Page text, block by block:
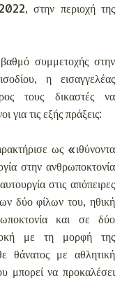
στην περιοχή της
συμμετοχής στην
η εισαγγελέας
τους δικαστές να
για τις εξής πράξεις:
ως «ιθύνοντα
στην ανθρωποκτονία
στις απόπειρες
δύο φίλων του, ηθική
και σε δύο
με τη μορφή της
θάνατος με αθλητική
μπορεί να προκαλέσει